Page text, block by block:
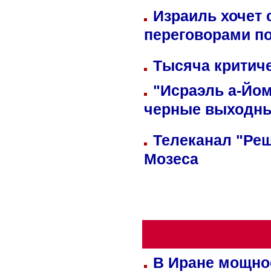
Израиль хочет
переговорами
Тысяча
"Исраэль а-
черные
Телеканал
Мозеса
В Иране